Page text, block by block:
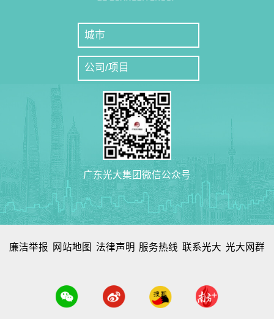
城市
公司/项目
广东光大集团微信公众号
廉洁举报 网站地图 法律声明 服务热线 联系光大 光大网群